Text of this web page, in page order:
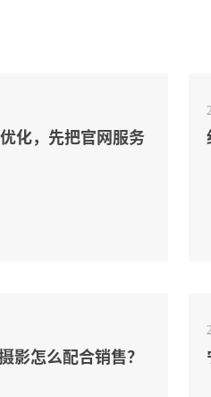
化，先把官网服务
影怎么配合销售？